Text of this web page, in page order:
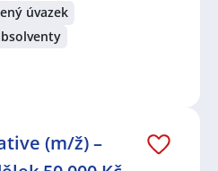
úvazek
(m/ž) –